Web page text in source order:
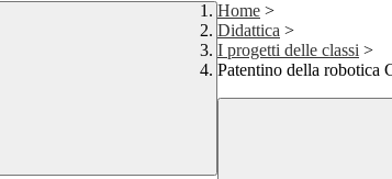
Home >
Didattica >
I progetti delle classi >
Patentino della robotica